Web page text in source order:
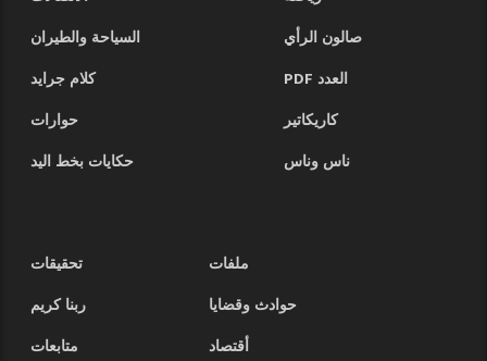
صالون الرأي
السياحة والطيران
العدد PDF
كلام جرايد
كاريكاتير
حوارات
ناس وناس
حكايات بخط اليد
ملفات
تحقيقات
حوادث وقضايا
ربنا كريم
أقتصاد
متابعات